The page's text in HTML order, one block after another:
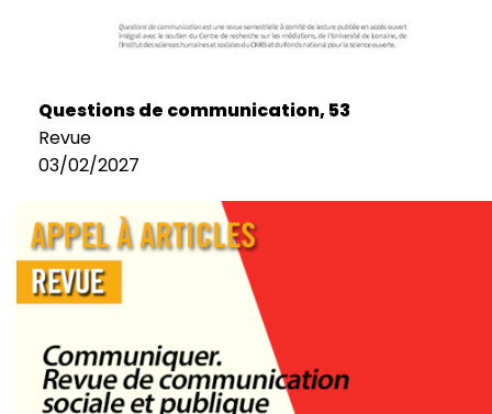
Questions de communication, 53
Revue
03/02/2027